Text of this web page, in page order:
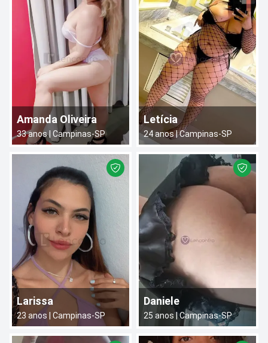
Amanda Oliveira
33anos | Campinas-SP
Letícia
24anos |Campinas-SP
Larissa
23 anos | Campinas-SP
Daniele
25 anos |Campinas-SP